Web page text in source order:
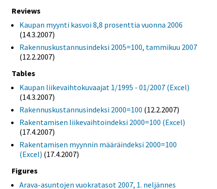
Reviews
Kaupan myynti kasvoi 8,8 prosenttia vuonna 2006
(14.3.2007)
Rakennuskustannusindeksi 2005=100, tammikuu 2007
(12.2.2007)
Tables
Kaupan liikevaihtokuvaajat 1/1995 - 01/2007 (Excel)
(14.3.2007)
Rakennuskustannusindeksi 2000=100 (12.2.2007)
Rakentamisen liikevaihtoindeksi 2000=100 (Excel)
(17.4.2007)
Rakentamisen myynnin määräindeksi 2000=100
(Excel) (17.4.2007)
Figures
Arava-asuntojen vuokratasot 2007, 1. neljännes